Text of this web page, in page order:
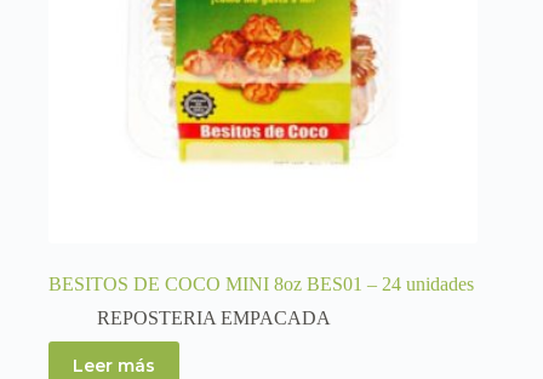
BESITOS DE COCO MINI 8oz BES01 – 24 unidades
REPOSTERIA EMPACADA
Leer más